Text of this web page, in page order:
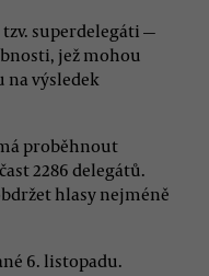
superdelegáti —
jež mohou
na výsledek
proběhnout
2286 delegátů.
hlasy nejméně
6. listopadu.